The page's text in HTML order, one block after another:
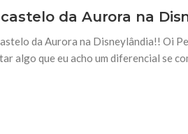
da Aurora na
da Aurora na Disneylândia!! Oi
algo que eu acho um diferencial se